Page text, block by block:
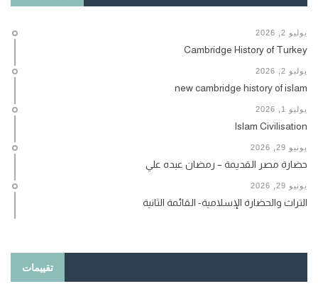
يوليو 2, 2026
Cambridge History of Turkey
يوليو 2, 2026
new cambridge history of islam
يوليو 1, 2026
Islam Civilisation
يونيو 29, 2026
حضارة مصر القديمة – رمضان عبده علي
يونيو 29, 2026
التراث والحضارة الإسلامية- القائمة الثانية
تقييمات